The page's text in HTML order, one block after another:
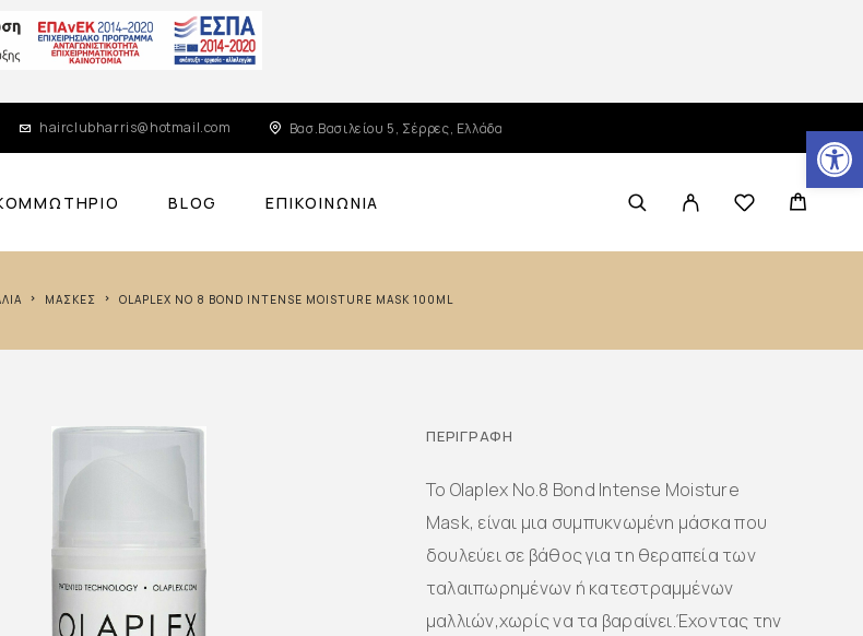
Ανοίξτε τη γραμμή εργαλείων
hairclubharris@hotmail.com Βασ.Βασιλείου 5, Σέρρες, Ελλάδα
BLOG ΕΠΙΚΟΙΝΩΝΊΑ
ΜΆΣΚΕΣ OLAPLEX NO 8 BOND INTENSE MOISTURE MASK 100ML
ΠΕΡΙΓΡΑΦΉ
Το Olaplex No.8 Bond Intense Moisture
Mask, είναι μια συμπυκνωμένη μάσκα που
δουλεύει σε βάθος για τη θεραπεία των
ταλαιπωρημένων ή κατεστραμμένων
μαλλιών,χωρίς να τα βαραίνει.Έχοντας την